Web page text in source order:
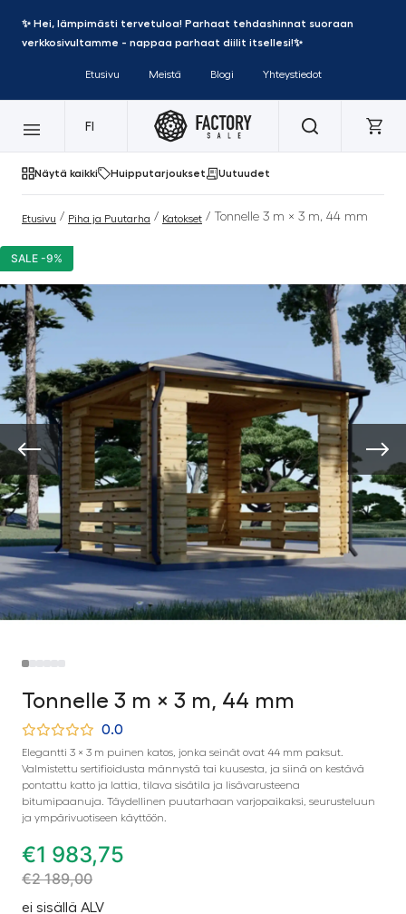
✨ Hei, lämpimästi tervetuloa! Parhaat tehdashinnat suoraan
verkkosivultamme - nappaa parhaat diilit itsellesi!✨
Etusivu Meistä Blogi Yhteystiedot
FI
Näytä kaikki Huipputarjoukset Uutuudet
Etusivu / Piha ja Puutarha / Katokset / Tonnelle 3 m × 3 m, 44 mm
SALE -9%
Tonnelle 3 m × 3 m, 44 mm
0.0
Elegantti 3 × 3 m puinen katos, jonka seinät ovat 44 mm paksut.
Valmistettu sertifioidusta männystä tai kuusesta, ja siinä on kestävä
pontattu katto ja lattia, tilava sisätila ja lisävarusteena
bitumipaanuja. Täydellinen puutarhaan varjopaikaksi, seurusteluun
ja ympärivuotiseen käyttöön.
€1 983,75
€2 189,00
ei sisällä ALV